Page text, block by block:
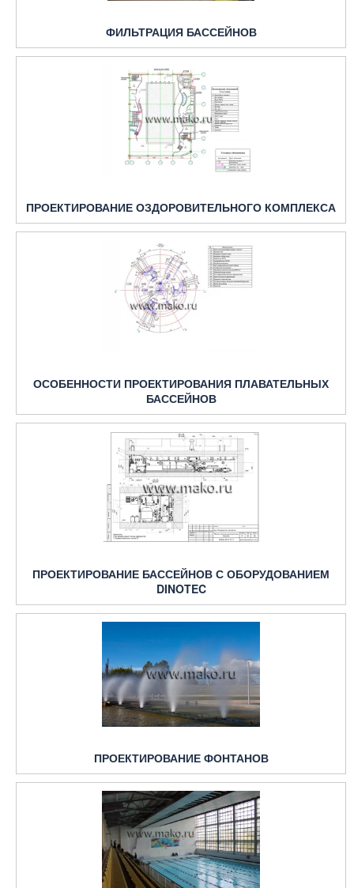
ФИЛЬТРАЦИЯ БАССЕЙНОВ
ПРОЕКТИРОВАНИЕ ОЗДОРОВИТЕЛЬНОГО КОМПЛЕКСА
ОСОБЕННОСТИ ПРОЕКТИРОВАНИЯ ПЛАВАТЕЛЬНЫХ
БАССЕЙНОВ
ПРОЕКТИРОВАНИЕ БАССЕЙНОВ С ОБОРУДОВАНИЕМ
DINOTEC
ПРОЕКТИРОВАНИЕ ФОНТАНОВ